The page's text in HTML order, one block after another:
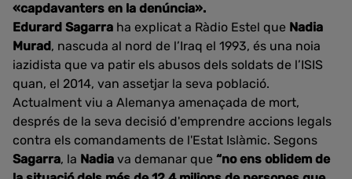
«capdavanters en la denúncia».
Edurard Sagarra ha explicat a Ràdio Estel que Nadia
Murad, nascuda al nord de l’Iraq el 1993, és una noia
iazidista que va patir els abusos dels soldats de l’ISIS
quan, el 2014, van assetjar la seva població.
Actualment viu a Alemanya amenaçada de mort,
després de la seva decisió d'emprendre accions legals
contra els comandaments de l'Estat Islàmic. Segons
Sagarra, la Nadia va demanar que “no ens oblidem de